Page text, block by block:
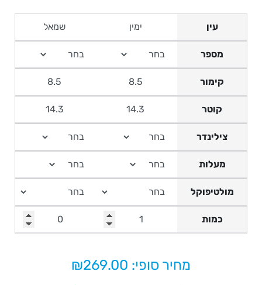
עין
מספר
קימור
קוטר
צילינדר
מעלות
מולטיפוקל
כמות
מחיר סופי: ₪ 269.00